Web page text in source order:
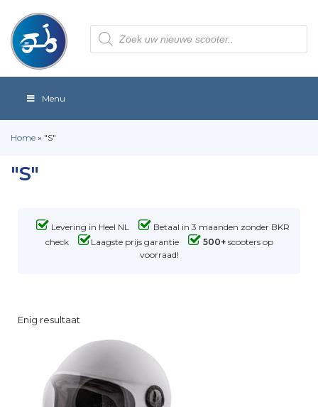
Producten
zoeken
Menu
Home » "S"
"S"
Levering in Heel NL
Betaal in 3 maanden zonder BKR
check
Laagste prijs garantie 500+scooters op
voorraad!
Enig resultaat